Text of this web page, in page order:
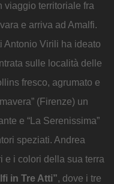
viaggio territoriale fra
e arriva ad Amalfi.
Antonio Virili ha ideato
sulle località delle
fresco, agrumato e
(Firenze) un
e “La Serenissima”
speziati. Andrea
e i colori della sua terra
in Tre Atti”, dove i tre